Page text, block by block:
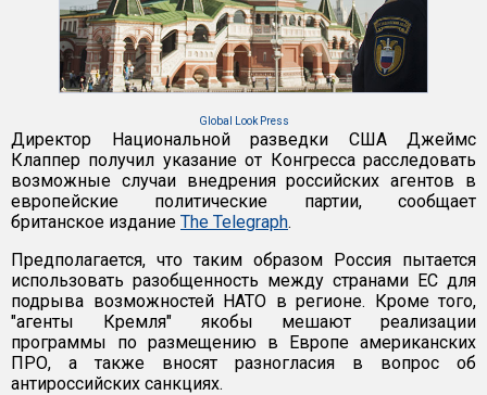
Global Look Press
Директор Национальной разведки США Джеймс
Клаппер получил указание от Конгресса расследовать
возможные случаи внедрения российских агентов в
европейские политические партии, сообщает
британское издание The Telegraph.
Предполагается, что таким образом Россия пытается
использовать разобщенность между странами ЕС для
подрыва возможностей НАТО в регионе. Кроме того,
"агенты Кремля" якобы мешают реализации
программы по размещению в Европе американских
ПРО, а также вносят разногласия в вопрос об
антироссийских санкциях.